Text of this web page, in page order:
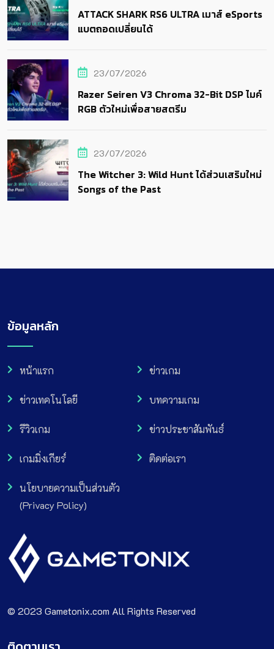
ATTACK SHARK RS6 ULTRA เมาส์ eSports
แบตถอดเปลี่ยนได้
23/07/2026
Razer Seiren V3 Chroma 32-Bit DSP ไมค์
RGB ตัวใหม่เพื่อสายสตรีม
23/07/2026
The Witcher 3: Wild Hunt ได้ส่วนเสริมใหม่
Songs of the Past
ข้อมูลหลัก
หน้าแรก ข่าวเกม
ข่าวเทคโนโลยี บทความเกม
รีวิวเกม ข่าวประชาสัมพันธ์
เกมมิ่งเกียร์ ติดต่อเรา
นโยบายความเป็นส่วนตัว
(Privacy Policy)
© 2023 Gametonix.com All Rights Reserved